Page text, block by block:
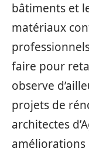
bâtiments et
matériaux
faire pour
observe
projets de
architectes
améliorations